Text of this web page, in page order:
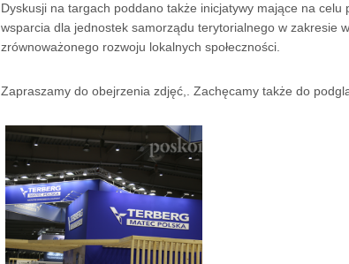
Dyskusji na targach poddano także inicjatywy mające na
wsparcia dla jednostek samorządu terytorialnego w zakresie
zrównoważonego rozwoju lokalnych społeczności.
Zapraszamy do obejrzenia zdjęć,. Zachęcamy także do